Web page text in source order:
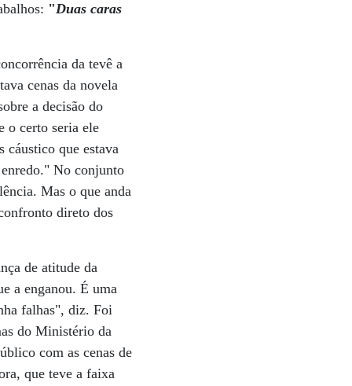
"Duas caras
da tevê a
cenas da novela
a decisão do
o certo seria ele
que estava
No conjunto
Mas o que anda
direto dos
de atitude da
a enganou. É uma
falhas", diz. Foi
do Ministério da
com as cenas de
que teve a faixa